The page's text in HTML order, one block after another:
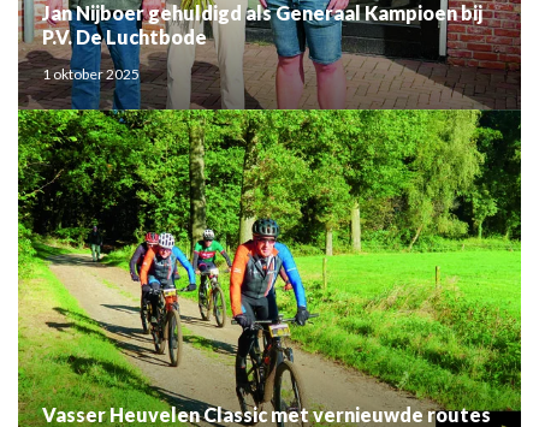
Jan Nijboer gehuldigd als Generaal Kampioen bij
P.V. De Luchtbode
1 oktober 2025
Vasser Heuvelen Classic met vernieuwde routes